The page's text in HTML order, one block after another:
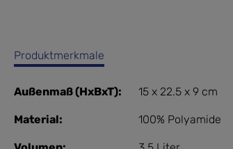
Produktmerkmale
Außenmaß (HxBxT): 15 x 22.5 x 9 cm
Material: 100% Polyamide